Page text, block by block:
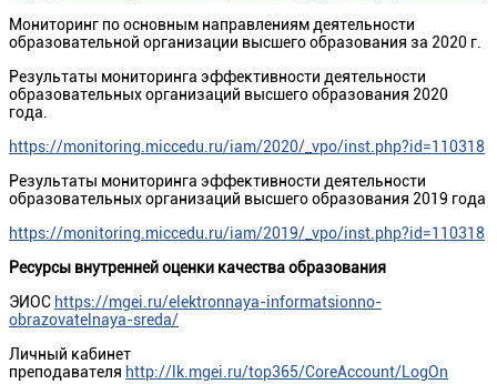
Мониторинг по основным направлениям деятельности
образовательной организации высшего образования за 2020 г.
Результаты мониторинга эффективности деятельности
образовательных организаций высшего образования 2020
года.
https://monitoring.miccedu.ru/iam/2020/_vpo/inst.php?id=110318
Результаты мониторинга эффективности деятельности
образовательных организаций высшего образования 2019 года
https://monitoring.miccedu.ru/iam/2019/_vpo/inst.php?id=110318
Ресурсы внутренней оценки качества образования
ЭИОС https://mgei.ru/elektronnaya-informatsionno-
obrazovatelnaya-sreda/
Личный кабинет
преподавателя http://lk.mgei.ru/top365/CoreAccount/LogOn